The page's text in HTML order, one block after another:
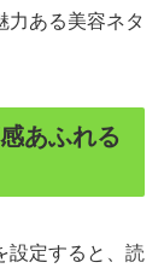
力ある美容ネタ
あふれる
設定すると、読